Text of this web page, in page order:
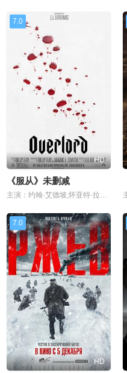
7.0
HD
《服从》未删减
主演：约翰·艾德坡,怀亚特·拉塞尔,马蒂尔德·奥利维耶,皮鲁·埃斯贝克,约翰·马加罗,伊恩·德·卡斯泰克,雅各布·安德森,多米尼克·阿普尔怀特,博基姆·伍德拜
7.0
HD